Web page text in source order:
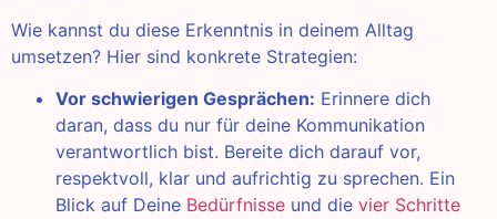
Wie kannst du diese Erkenntnis in deinem Alltag
umsetzen? Hier sind konkrete Strategien:
Vor schwierigen Gesprächen: Erinnere dich
daran, dass du nur für deine Kommunikation
verantwortlich bist. Bereite dich darauf vor,
respektvoll, klar und aufrichtig zu sprechen. Ein
Blick auf Deine Bedürfnisse und die vier Schritte